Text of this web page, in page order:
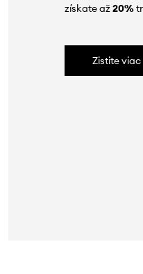
získate až20%
Zistite viac